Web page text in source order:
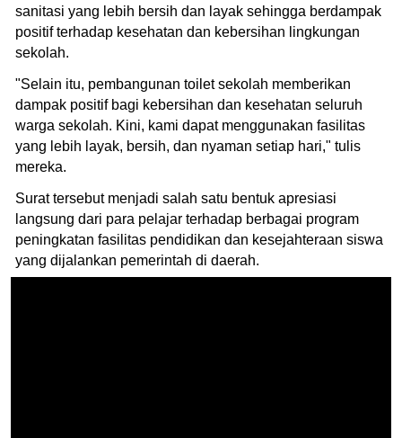
sanitasi yang lebih bersih dan layak sehingga berdampak
positif terhadap kesehatan dan kebersihan lingkungan
sekolah.
"Selain itu, pembangunan toilet sekolah memberikan
dampak positif bagi kebersihan dan kesehatan seluruh
warga sekolah. Kini, kami dapat menggunakan fasilitas
yang lebih layak, bersih, dan nyaman setiap hari," tulis
mereka.
Surat tersebut menjadi salah satu bentuk apresiasi
langsung dari para pelajar terhadap berbagai program
peningkatan fasilitas pendidikan dan kesejahteraan siswa
yang dijalankan pemerintah di daerah.